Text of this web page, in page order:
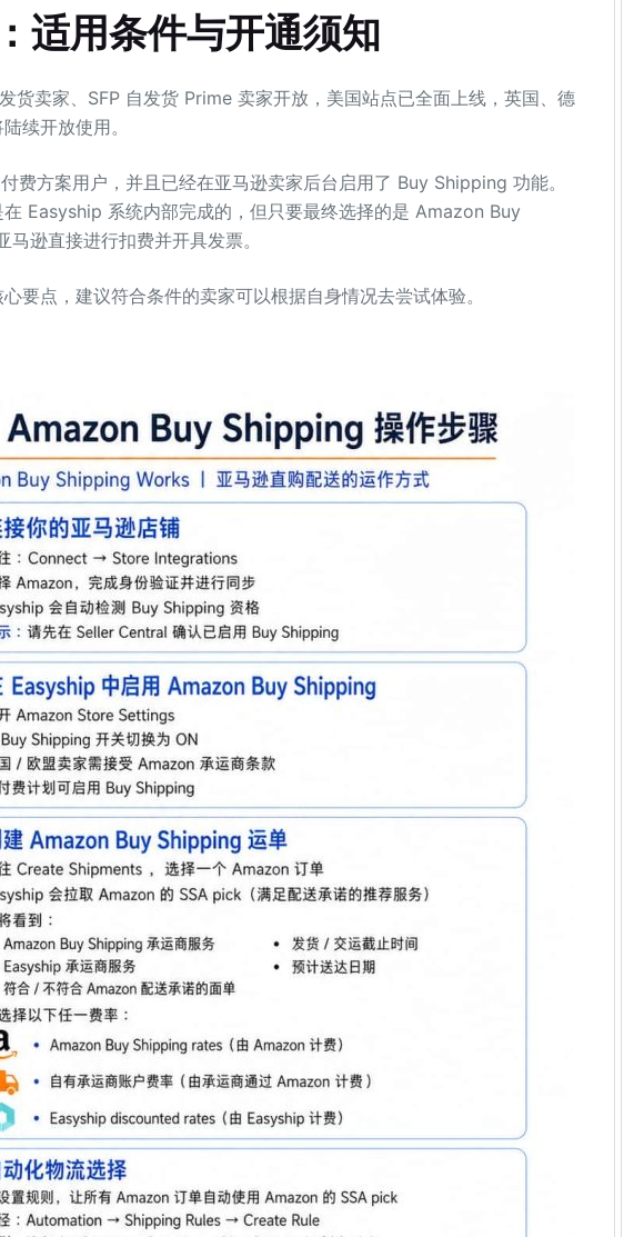
： 适用条件与开通须知
货卖家、SFP 自发货 Prime 卖家开放，美国站点已全面上线，英国、德
续开放使用。
费方案用户，并且已经在亚马逊卖家后台启用了 Buy Shipping 功能。
Easyship 系统内部完成的，但只要最终选择的是 Amazon Buy
逊直接进行扣费并开具发票。
要点，建议符合条件的卖家可以根据自身情况去尝试体验。